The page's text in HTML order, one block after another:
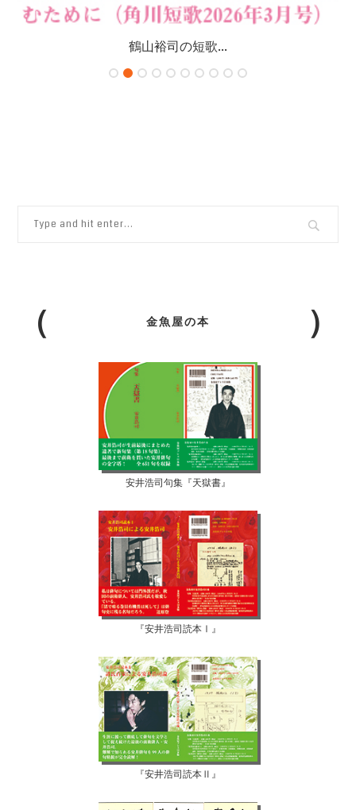
鶴山裕司の短歌...
金魚屋の本
安井浩司句集『天獄書』
『安井浩司読本Ⅰ』
『安井浩司読本Ⅱ』